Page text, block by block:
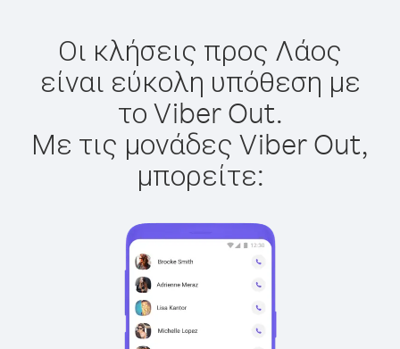
Οι κλήσεις προς Λάος
είναι εύκολη υπόθεση με
το Viber Out.
Με τις μονάδες Viber Out,
μπορείτε: